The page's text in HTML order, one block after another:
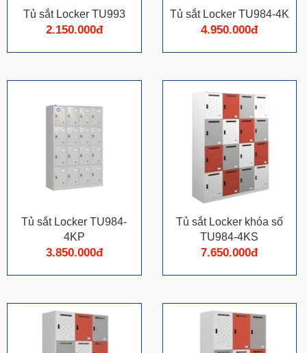
Tủ sắt Locker TU993
2.150.000đ
Tủ sắt Locker TU984-4K
4.950.000đ
Tủ sắt Locker TU984-
4KP
3.850.000đ
Tủ sắt Locker khóa số
TU984-4KS
7.650.000đ